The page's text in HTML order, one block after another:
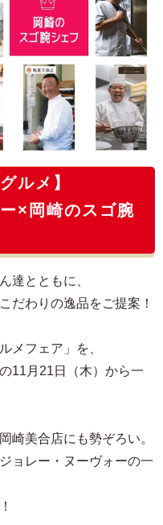
ルメ】
×岡崎のスゴ腕
達とともに、
だわりの逸品をご提案！
メフェア」を、
11月21日（木）から一
崎美合店にも勢ぞろい。
ョレー・ヌーヴォーの一